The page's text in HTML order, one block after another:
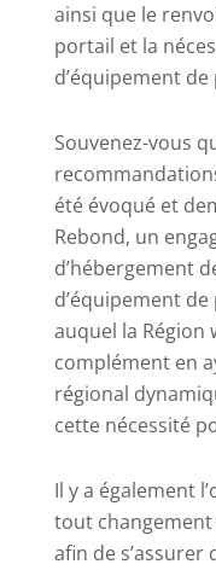
ainsi que le
portail et la
d’équipement
Souvenez-vous
été évoqué et
Rebond, un
d’hébergement
d’équipement
auquel la Région
complément en
régional
cette nécessité
Il y a également
tout
afin de